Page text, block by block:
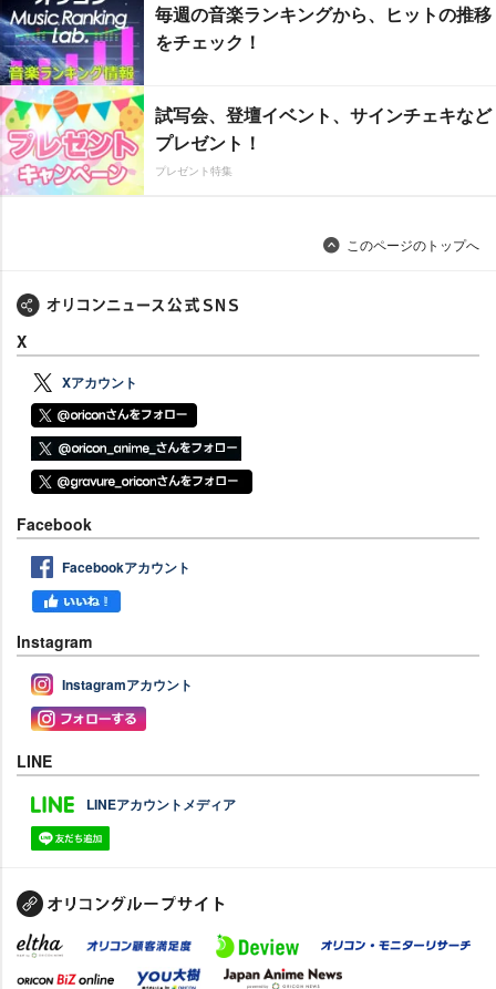
毎週の音楽ランキングから、ヒットの推移
をチェック！
試写会、登壇イベント、サインチェキなど
プレゼント！
プレゼント特集
このページのトップへ
X
Xアカウント
Facebook
Facebookアカウント
Instagram
Instagramアカウント
LINE
LINEアカウントメディア